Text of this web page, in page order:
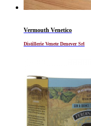
Vermouth Venetico
Distillerie Venete Denever Srl